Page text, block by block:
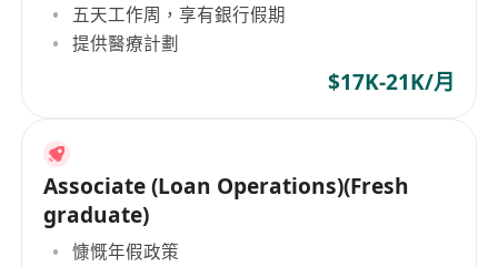
五天工作周，享有銀行假期
提供醫療計劃
$17K-21K/月
Associate (Loan Operations)(Fresh
graduate)
慷慨年假政策